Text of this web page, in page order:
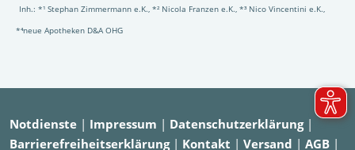
Inh.: *¹ Stephan Zimmermann e.K., *² Nicola Franzen e.K., *³ Nico Vincentini e.K.,
*⁴neue Apotheken D&A OHG
Notdienste | Impressum | Datenschutzerklärung|
Barrierefreiheitserklärung| Kontakt | Versand | AGB |